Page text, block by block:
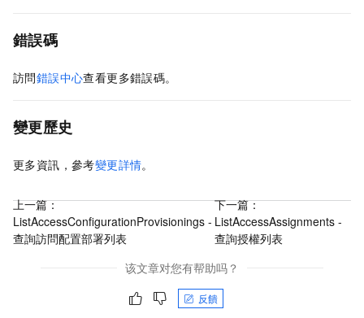
錯誤碼
訪問錯誤中心查看更多錯誤碼。
變更歷史
更多資訊，參考變更詳情。
上一篇：
ListAccessConfigurationProvisionings -
查詢訪問配置部署列表
下一篇：
ListAccessAssignments -
查詢授權列表
该文章对您有帮助吗？
反饋